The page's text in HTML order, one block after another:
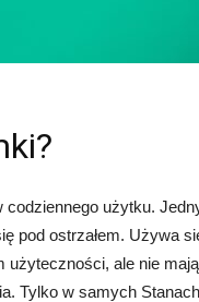
codziennego użytku.
pod ostrzałem. Używa
użyteczności, ale nie
Tylko w samych Stanach